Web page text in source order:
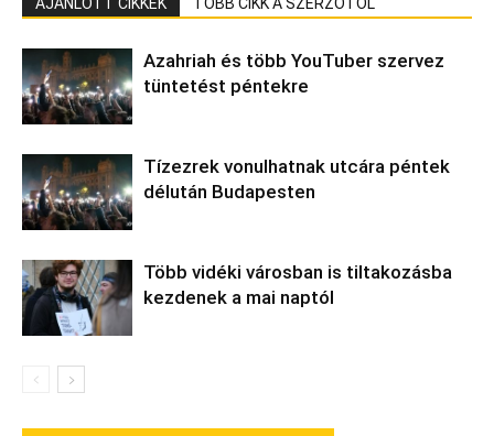
Azahriah és több YouTuber szervez
tüntetést péntekre
Tízezrek vonulhatnak utcára péntek
délután Budapesten
Több vidéki városban is tiltakozásba
kezdenek a mai naptól